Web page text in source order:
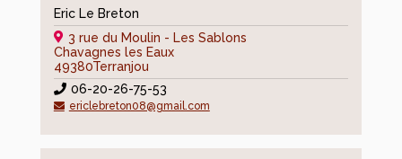
Voirie-
espaces
verts-
cimetière
Eric Le Breton
3 rue du Moulin - Les Sablons
Chavagnes les Eaux
49380Terranjou
06-20-26-75-53
ericlebreton08@gmail.com